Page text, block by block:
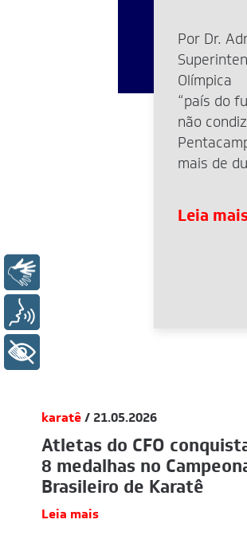
Por Dr.
Olímpica
“país do
não
mais de
2026
Leia
karatê/ 21.05.2026
Atletas do CFO
8 medalhas no
Brasileiro de Karatê
Leia mais